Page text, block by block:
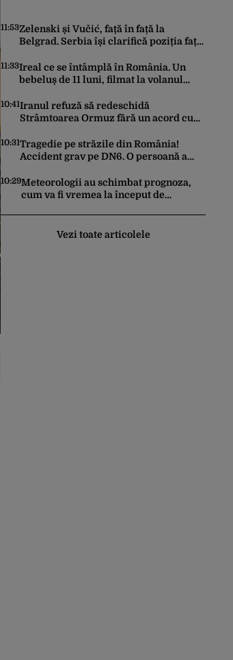
11:53Zelenski și Vučić, față în față la
Belgrad. Serbia își clarifică poziția față
11:33Ireal ce se întâmplă în România. Un
bebeluș de 11 luni, filmat la volanul
10:41Iranul refuză să redeschidă
Strâmtoarea Ormuz fără un acord cu
10:31Tragedie pe străzile din România!
Accident grav pe DN6. O persoană a
10:29Meteorologii au schimbat prognoza,
cum va fi vremea la început de
Vezi toate articolele